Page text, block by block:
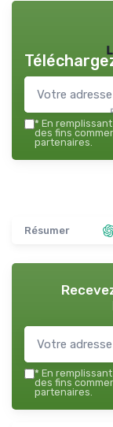
* En
des fins
partenaires.
Résumer
* En
des fins
partenaires.